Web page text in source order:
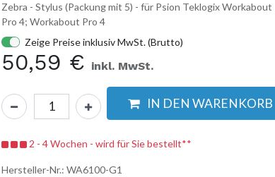
Zebra - Stylus (Packung mit 5) - für Psion Teklogix
Pro 4; Workabout Pro 4
Zeige Preise inklusiv MwSt. (Brutto)
50,59 € inkl. MwSt.
IN DEN WARENKORB
2 - 4 Wochen - wird für Sie bestellt**
Hersteller-Nr.: WA6100-G1